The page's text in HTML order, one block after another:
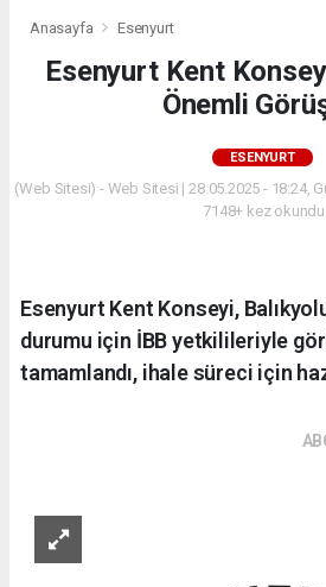
Anasayfa Esenyurt
Esenyurt Kent
Önemli
ESENYURT
(Web Sitesi) - Web Sitesi | 28.05.2025 - 18:24,
7148+ kez okundu.
Esenyurt Kent Konseyi,
durumu için İBB yetkilileriyle
tamamlandı, ihale süreci için